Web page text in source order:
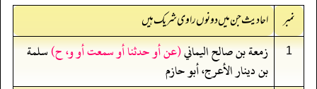
نمبر احادیث جن میں دونوں راوی شریک ہیں
1 زمعة بن صالح اليماني(عن أو حدثنا أو سمعت أو و، ح)سلمة
بن دينار الأعرج، أبو حازم